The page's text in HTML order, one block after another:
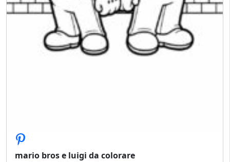
mario bros e luigi da colorare